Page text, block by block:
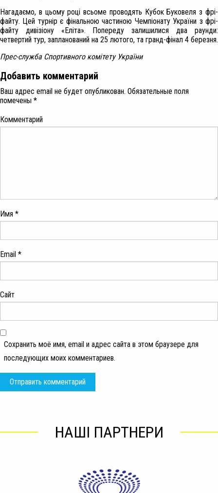
Нагадаємо, в цьому році всьоме проводять Кубок Буковеля з фрі-
файту. Цей турнір є фінальною частиною Чемпіонату України з фрі-
файту дивізіону «Еліта». Попереду залишилися два раунди:
четвертий тур, запланований на 25 лютого, та гранд-фінал 4 березня.
Прес-служба Спортивного комітету України
Добавить комментарий
Ваш адрес email не будет опубликован. Обязательные поля
помечены *
Комментарий
Имя *
Email *
Сайт
Сохранить моё имя, email и адрес сайта в этом браузере для
последующих моих комментариев.
НАШІ ПАРТНЕРИ